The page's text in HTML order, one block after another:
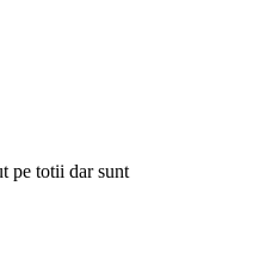
pe totii dar sunt